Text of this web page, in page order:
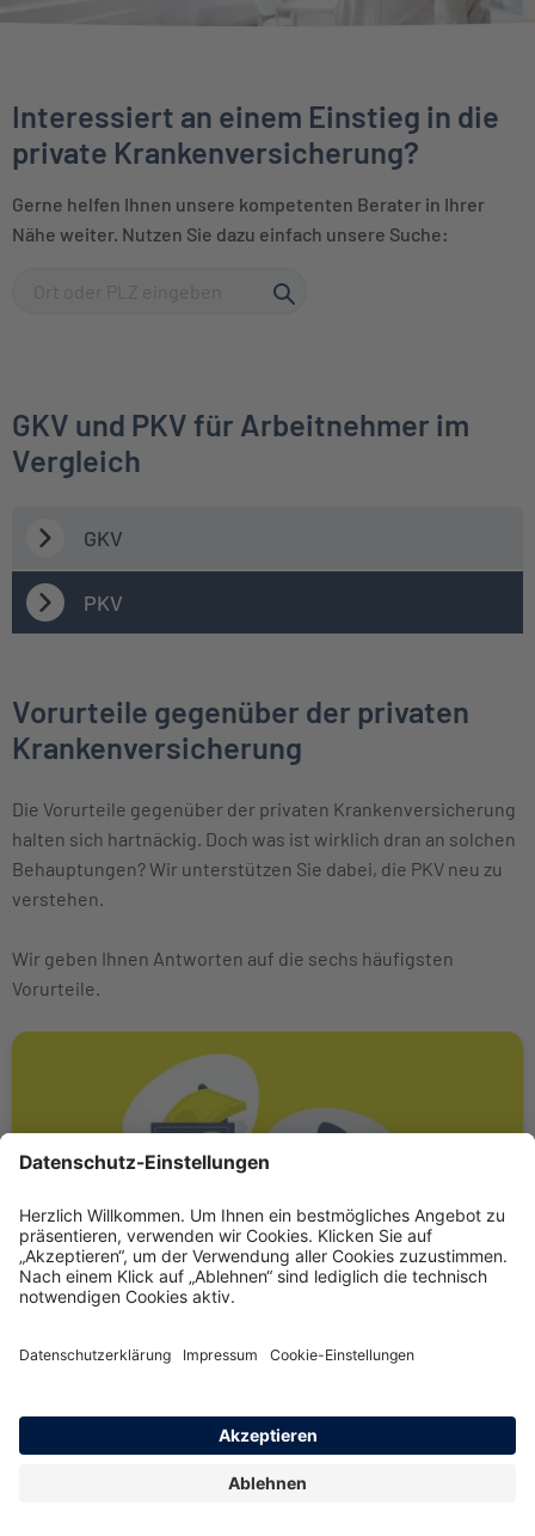
Interessiert an einem Einstieg in die
private Krankenversicherung?
Gerne helfen Ihnen unsere kompetenten Berater in Ihrer
Nähe weiter. Nutzen Sie dazu einfach unsere Suche:
GKV und PKV für Arbeitnehmer im
Vergleich
GKV
PKV
Vorurteile gegenüber der privaten
Krankenversicherung
Die Vorurteile gegenüber der privaten Krankenversicherung
halten sich hartnäckig. Doch was ist wirklich dran an solchen
Behauptungen? Wir unterstützen Sie dabei, die PKV neu zu
verstehen.
Wir geben Ihnen Antworten auf die sechs häufigsten
Vorurteile.
Bei finanziellen Herausforderungen lassen wir Sie nicht